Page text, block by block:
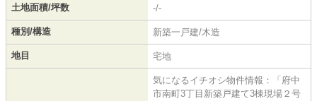
土地面積/坪数 -/-
種別/構造 新築一戸建/木造
地目 宅地
気になるイチオシ物件情報：「府中
市南町3丁目新築戸建て3棟現場２号